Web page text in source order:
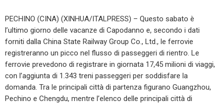
PECHINO (CINA) (XINHUA/ITALPRESS) – Questo sabato è
l’ultimo giorno delle vacanze di Capodanno e, secondo i dati
forniti dalla China State Railway Group Co., Ltd., le ferrovie
registreranno un picco nel flusso di passeggeri di rientro. Le
ferrovie prevedono di registrare in giornata 17,45 milioni di viaggi,
con l’aggiunta di 1.343 treni passeggeri per soddisfare la
domanda. Tra le principali città di partenza figurano Guangzhou,
Pechino e Chengdu, mentre l’elenco delle principali città di